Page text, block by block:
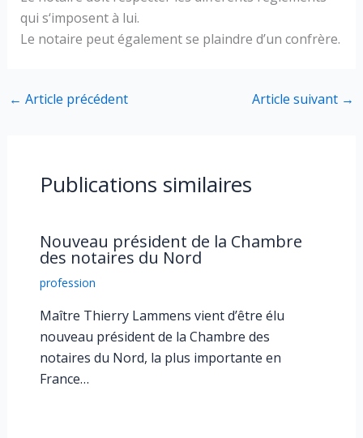
qui s‘imposent à lui.
Le notaire peut également se plaindre d’un confrère.
← Article précédent Article suivant →
Publications similaires
Nouveau président de la Chambre
des notaires du Nord
profession
Maître Thierry Lammens vient d’être élu
nouveau président de la Chambre des
notaires du Nord, la plus importante en
France…